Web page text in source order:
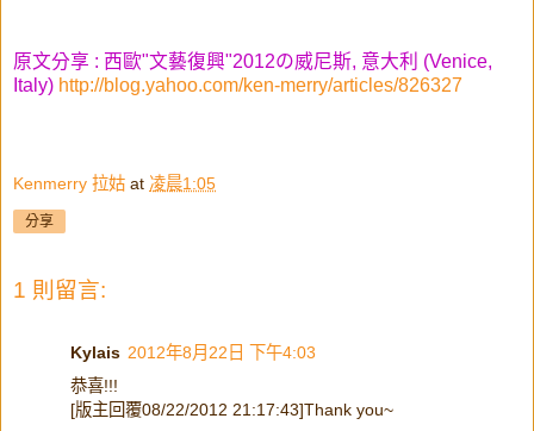
原文分享 : 西歐"文藝復興"2012の威尼斯, 意大利 (Venice,
Italy) http://blog.yahoo.com/ken-merry/articles/826327
Kenmerry 拉姑 at 凌晨1:05
分享
1 則留言:
Kylais 2012年8月22日 下午4:03
恭喜!!!
[版主回覆08/22/2012 21:17:43]Thank you~